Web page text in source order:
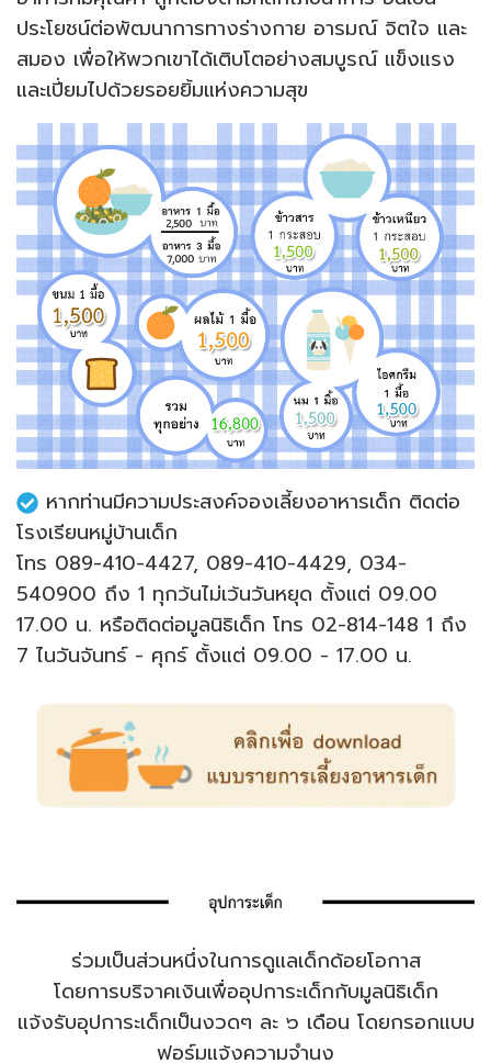
ประโยชน์ต่อพัฒนาการทางร่างกาย อารมณ์ จิตใจ และ
สมอง เพื่อให้พวกเขาได้เติบโตอย่างสมบูรณ์ แข็งแรง
และเปี่ยมไปด้วยรอยยิ้มแห่งความสุข
หากท่านมีความประสงค์จองเลี้ยงอาหารเด็ก ติดต่อ
โรงเรียนหมู่บ้านเด็ก
โทร 089-410-4427, 089-410-4429, 034-
540900 ถึง 1 ทุกว้นไม่เว้นวันหยุด ตั้งแต่ 09.00
17.00 น. หรือติดต่อมูลนิธิเด็ก โทร 02-814-148 1 ถึง
7 ไนวันจันทร์ - ศุกร์ ตั้งแต่ 09.00 - 17.00 น.
ร่วมเป็นส่วนหนึ่งในการดูแลเด็กด้อยโอกาส
โดยการบริจาคเงินเพื่ออุปการะเด็กกับมูลนิธิเด็ก
แจ้งรับอุปการะเด็กเป็นงวดๆ ละ ๖ เดือน โดยกรอกแบบ
ฟอร์มแจ้งความจํานง